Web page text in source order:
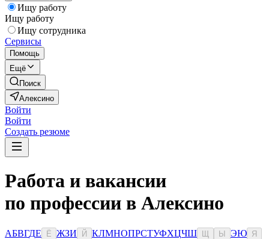
Ищу работу
Ищу работу
Ищу сотрудника
Сервисы
Помощь
Ещё
Поиск
Алексино
Войти
Войти
Создать резюме
Работа и вакансии
по профессии в Алексино
АБВГДЕ Ё ЖЗИ Й КЛМНОПРСТУФХЦЧШ Ы ЭЮ Я